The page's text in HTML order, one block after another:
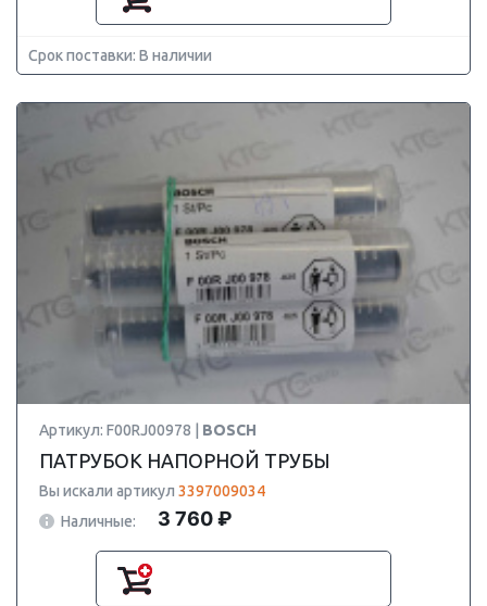
Срок поставки: В наличии
Артикул: F00RJ00978 | BOSCH
ПАТРУБОК НАПОРНОЙ ТРУБЫ
Вы искали артикул 3397009034
Наличные:
3 760 ₽